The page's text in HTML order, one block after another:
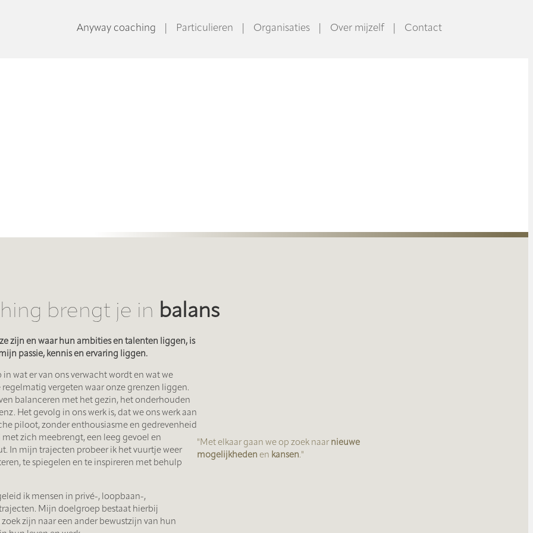
Anyway coaching Particulieren Organisaties Over mijzelf Contact
brengt je in balans
zijn en waar hun ambities en talenten liggen, is
passie, kennis en ervaring liggen.
in wat er van ons verwacht wordt en wat we
vergeten waar onze grenzen liggen.
balanceren met het gezin, het onderhouden
Het gevolg in ons werk is, dat we ons werk aan
piloot, zonder enthousiasme en gedrevenheid
zich meebrengt, een leeg gevoel en
In mijn trajecten probeer ik het vuurtje weer
te spiegelen en te inspireren met behulp
ik mensen in privé-, loopbaan-,
Mijn doelgroep bestaat hierbij
zijn naar een ander bewustzijn van hun
"Met elkaar gaan we op zoek naar nieuwe
mogelijkheden en kansen."